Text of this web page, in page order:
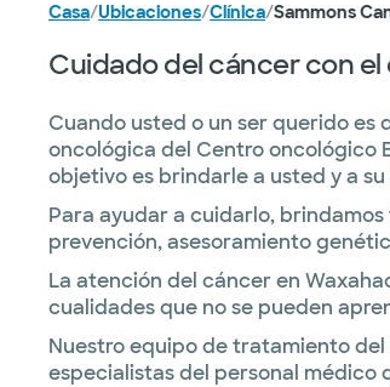
Casa/Ubicaciones/Clínica/Sammons
Cuidado del cáncer con
Cuando usted o un ser querido es
oncológica del Centro oncológico
objetivo es brindarle a usted y a
Para ayudar a cuidarlo,
prevención, asesoramiento
La atención del cáncer en
cualidades que no se pueden
Nuestro equipo de tratamiento
especialistas del personal médico